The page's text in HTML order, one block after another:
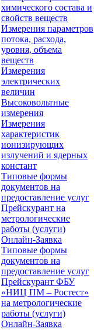
химического состава и
свойств веществ
Измерения параметров
потока, расхода,
уровня, объема
веществ
Измерения
электрических
величин
Высоковольтные
измерения
Измерения
характеристик
ионизирующих
излучений и ядерных
констант
Типовые формы
документов на
предоставление услуг
Прейскурант на
метрологические
работы (услуги)
Онлайн-Заявка
Типовые формы
документов на
предоставление услуг
Прейскурант ФБУ
«НИЦ ПМ – Ростест»
на метрологические
работы (услуги)
Онлайн-Заявка